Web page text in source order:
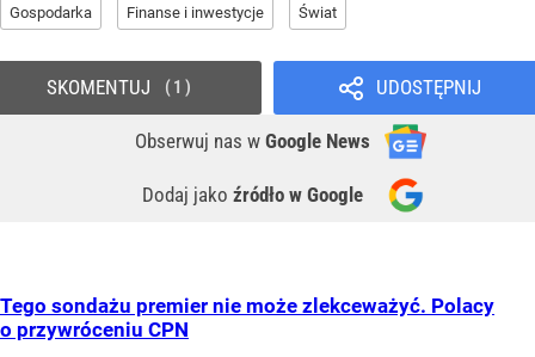
Gospodarka Finanse i inwestycje Świat
UDOSTĘPNIJ
Obserwuj nas w Google News
Dodaj jako źródło w Google
SKOMENTUJ 1
Tego sondażu premier nie może zlekceważyć. Polacy
o przywróceniu CPN